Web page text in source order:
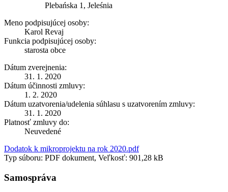
Plebańska 1, Jeleśnia
Meno podpisujúcej osoby:
Karol Revaj
Funkcia podpisujúcej osoby:
starosta obce
Dátum zverejnenia:
31. 1. 2020
Dátum účinnosti zmluvy:
1. 2. 2020
Dátum uzatvorenia/udelenia súhlasu s uzatvorením zmluvy:
31. 1. 2020
Platnosť zmluvy do:
Neuvedené
Dodatok k mikroprojektu na rok 2020.pdf
Typ súboru: PDF dokument, Veľkosť: 901,28 kB
Samospráva